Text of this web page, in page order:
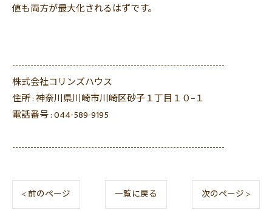
値も両方が最大化されるはずです。
----------------------------------------------------------------------
株式会社コリンズハウス
住所 :神奈川県川崎市川崎区砂子１丁目１０−１
電話番号 :044-589-9195
----------------------------------------------------------------------
< 前のページ 一覧に戻る 次のページ >